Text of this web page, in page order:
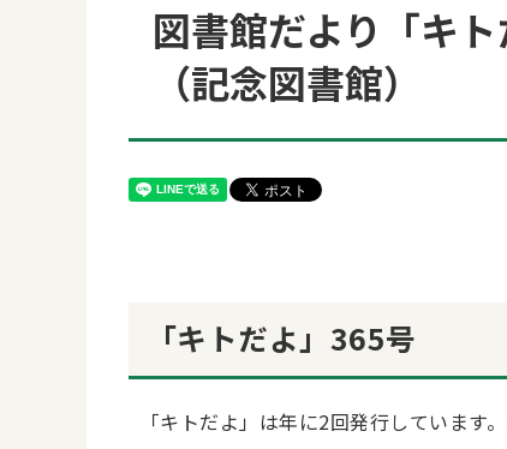
図書館だより「キ
（記念図書館）
「キトだよ」365号
「キトだよ」は年に2回発行しています